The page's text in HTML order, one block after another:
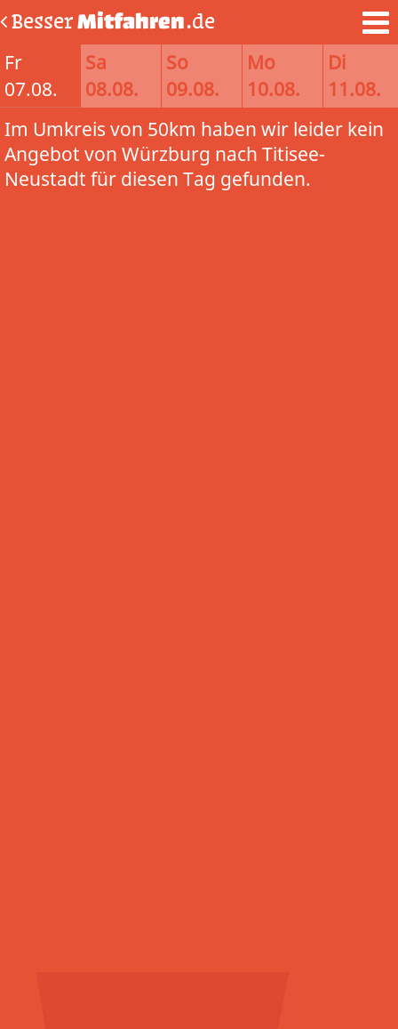
BesserMitfahren.de
Fr
07.08.
Sa
08.08.
So
09.08.
Mo
10.08.
Di
11.08.
Im Umkreis von 50km haben wir leider kein
Angebot von Würzburg nach Titisee-
Neustadt für diesen Tag gefunden.